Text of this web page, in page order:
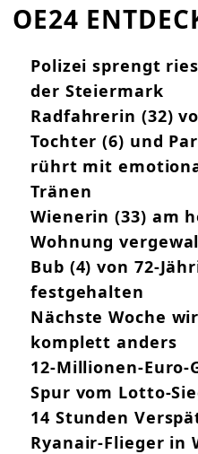
OE24
Polizei sprengt
der Steiermark
Radfahrerin (32)
Tochter (6) und
rührt mit
Tränen
Wienerin (33) am
Wohnung
Bub (4) von 72-
festgehalten
Nächste Woche
komplett anders
12-Millionen-Euro-
Spur vom Lotto-
14 Stunden
Ryanair-Flieger in